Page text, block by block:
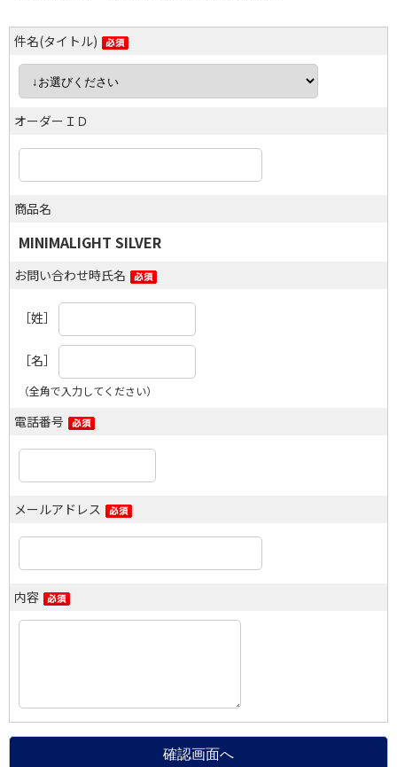
件名(タイトル)
オーダーＩＤ
商品名
MINIMALIGHT SILVER
お問い合わせ時氏名
［姓］
［名］
（全角で入力してください）
電話番号
メールアドレス
内容